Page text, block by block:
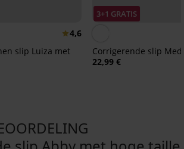
4,6
slip Luiza met
3+1 GRATIS
Corrigerende slip
22,99 €